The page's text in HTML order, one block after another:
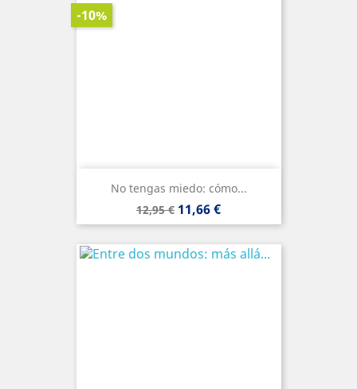
No tengas miedo: cómo...
Precio
base
12,95 €
-10%
Precio
11,66 €